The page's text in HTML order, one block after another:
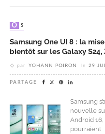
OS
Samsung One UI 8 : la
bientôt sur les Galaxy
par YOHANN POIRON le 29
PARTAGE
Samsung
nouvelle
Android
pourraient